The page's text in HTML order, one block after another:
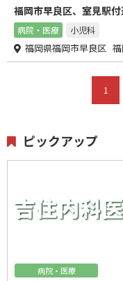
福岡市早良区、室見駅
病院・医療 小児科
福岡県福岡市早良区
1
ピックアップ
病院・医療